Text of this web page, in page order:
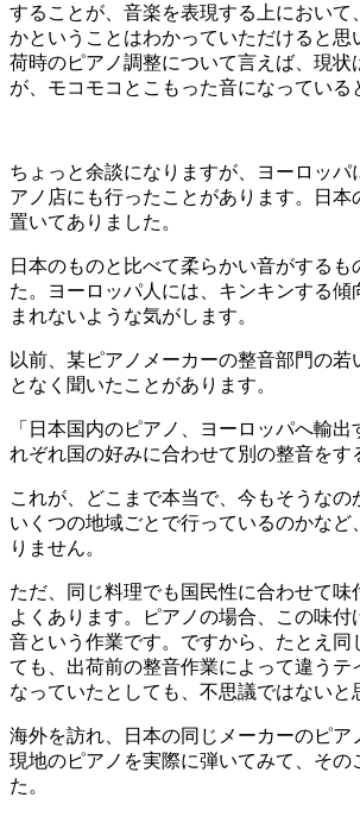
することが、音楽を表現する上において
かということはわかっていただけると思
荷時のピアノ調整について言えば、現状
が、モコモコとこもった音になっている
ちょっと余談になりますが、ヨーロッパ
アノ店にも行ったことがあります。日本
置いてありました。
日本のものと比べて柔らかい音がするも
た。ヨーロッパ人には、キンキンする傾
まれないような気がします。
以前、某ピアノメーカーの整音部門の若
となく聞いたことがあります。
「日本国内のピアノ、ヨーロッパへ輸
れぞれ国の好みに合わせて別の整音をす
これが、どこまで本当で、今もそうなの
いくつの地域ごとで行っているのかなど
りません。
ただ、同じ料理でも国民性に合わせて味
よくあります。ピアノの場合、この味付
音という作業です。ですから、たとえ同
ても、出荷前の整音作業によって違うテ
なっていたとしても、不思議ではないと
海外を訪れ、日本の同じメーカーのピア
現地のピアノを実際に弾いてみて、その
た。